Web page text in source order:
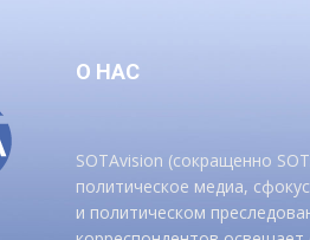
О НАС
SOTAvision (сокращенно
политическое медиа,
и политическом